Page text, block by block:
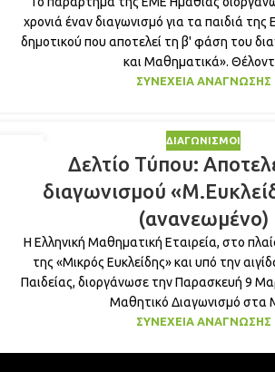
χρονιά έναν διαγωνισμό για τα παιδιά της
δημοτικού που αποτελεί τη β' φάση του
και Μαθηματικά».
ΣΥΝΈΧΕΙΑ ΑΝΆΓΝΩΣΗΣ
ΔΙΑΓΩΝΙΣΜΟΊ
Δελτίο Τύπου:
διαγωνισμού
(ανανεωμένο)
Η Ελληνική Μαθηματική Εταιρεία, στο
της «Μικρός Ευκλείδης» και υπό την
Παιδείας, διοργάνωσε την Παρασκευή 9
Μαθητικό Διαγωνισμό στα
ΣΥΝΈΧΕΙΑ ΑΝΆΓΝΩΣΗΣ